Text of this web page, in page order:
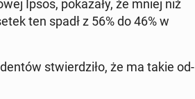
Ipsos, po­ka­za­ły, że mniej niż
ten spadł z 56% do 46% w
stwier­dzi­ło, że ma takie od­